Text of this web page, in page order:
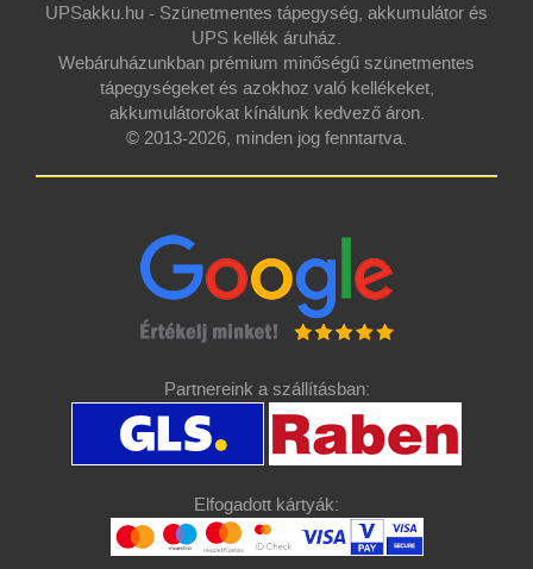
UPSakku.hu - Szünetmentes tápegység, akkumulátor és
UPS kellék áruház.
Webáruházunkban prémium minőségű szünetmentes
tápegységeket és azokhoz való kellékeket,
akkumulátorokat kínálunk kedvező áron.
© 2013-2026, minden jog fenntartva.
Partnereink a szállításban:
Elfogadott kártyák: